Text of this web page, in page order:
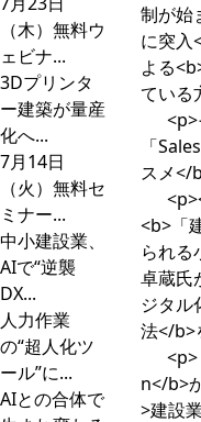
（木）無料ウ
ェビナ...
3Dプリンタ
ー建築が量産
化へ...
7月14日
（火）無料セ
ミナー...
中小建設業、
AIで“逆襲
DX...
人力作業
の“超人化ツ
ール”に...
AIとの合体で
制が始
に突入
よる
ている
<p>
「
スメ</
<b>「
られる
卓蔵氏
ジタル
法</b>
<p>
n</b>
>建設